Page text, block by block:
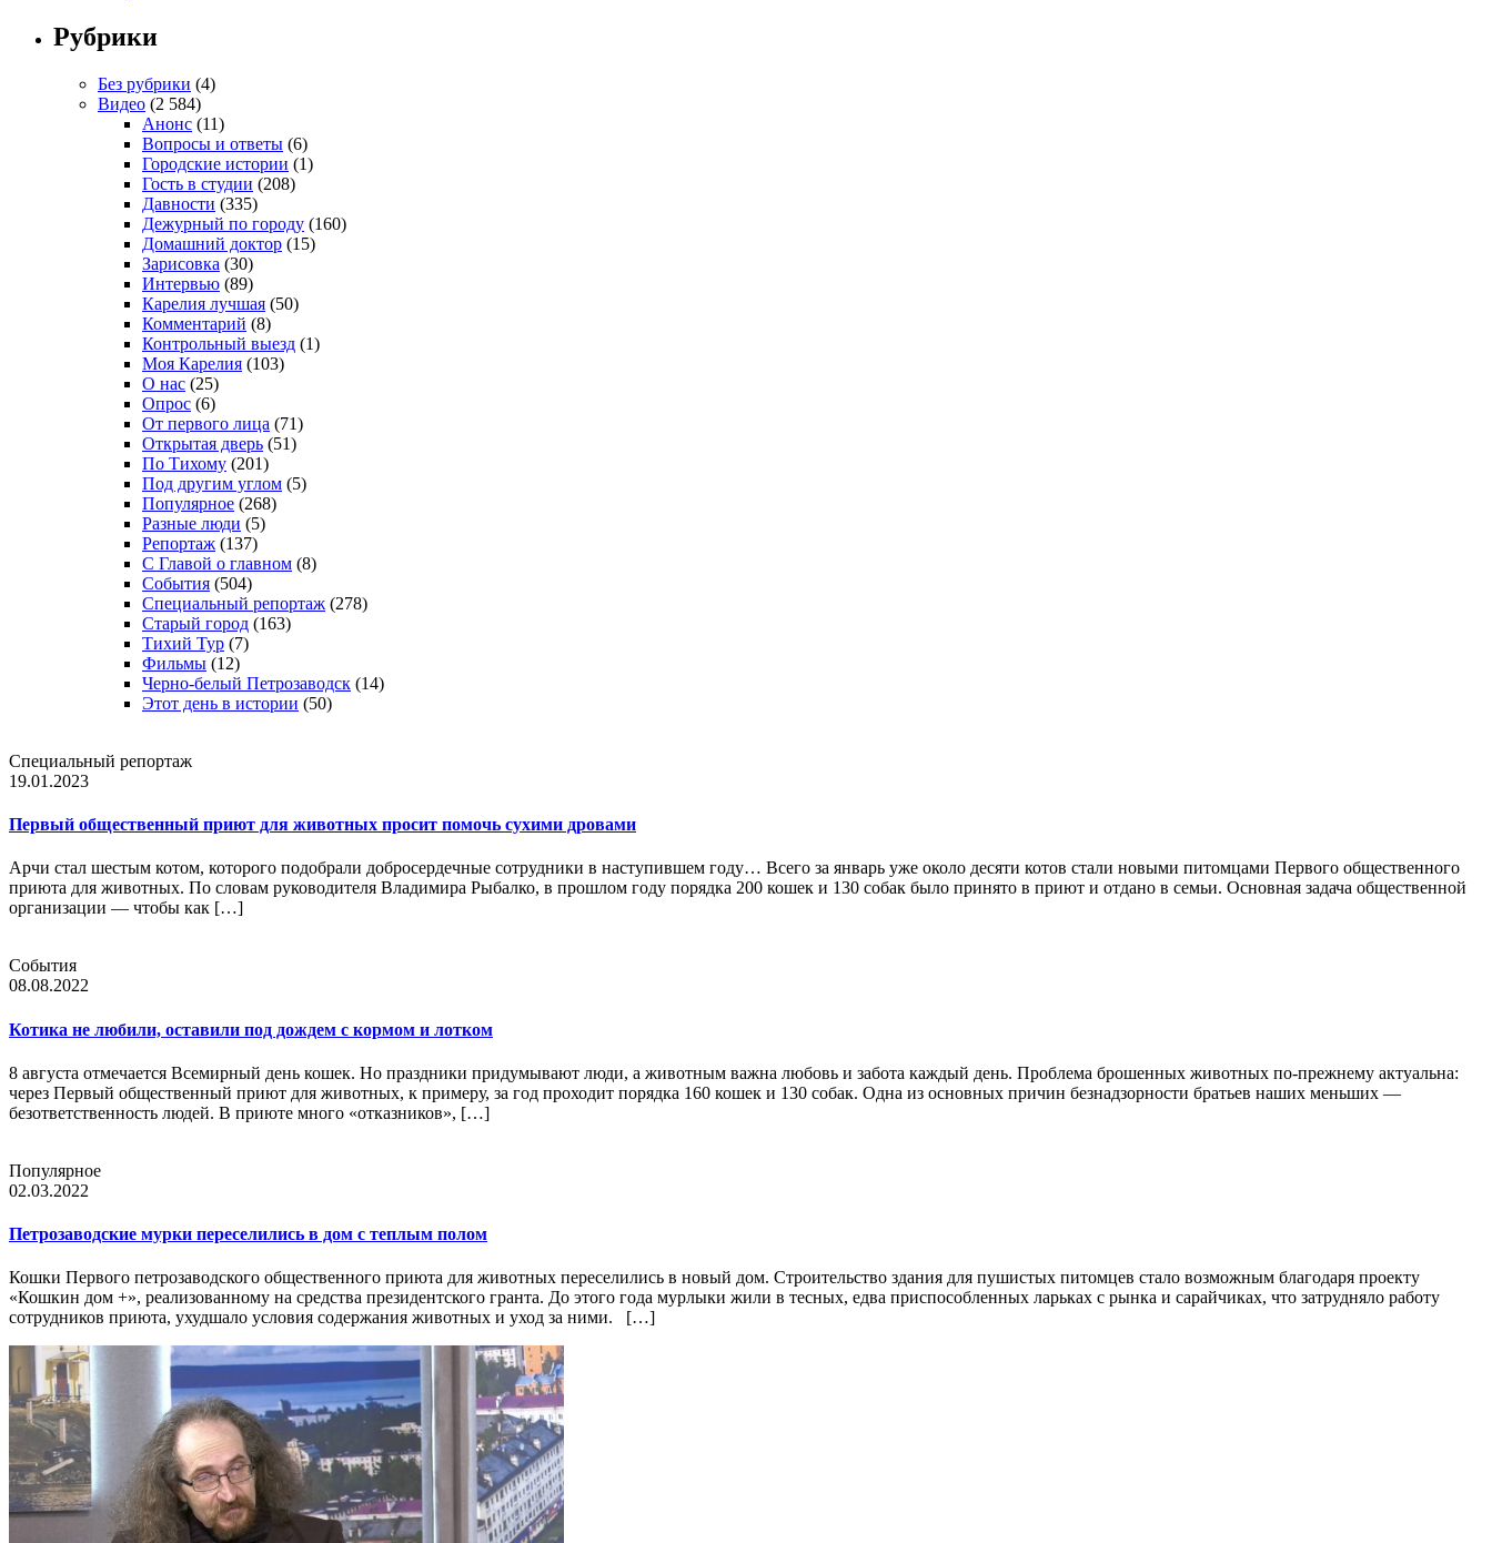
Рубрики
Без рубрики (4)
Видео (2 584)
Анонс (11)
Вопросы и ответы (6)
Городские истории (1)
Гость в студии (208)
Давности (335)
Дежурный по городу (160)
Домашний доктор (15)
Зарисовка (30)
Интервью (89)
Карелия лучшая (50)
Комментарий (8)
Контрольный выезд (1)
Моя Карелия (103)
О нас (25)
Опрос (6)
От первого лица (71)
Открытая дверь (51)
По Тихому (201)
Под другим углом (5)
Популярное (268)
Разные люди (5)
Репортаж (137)
С Главой о главном (8)
События (504)
Специальный репортаж (278)
Старый город (163)
Тихий Тур (7)
Фильмы (12)
Черно-белый Петрозаводск (14)
Этот день в истории (50)
Специальный репортаж
19.01.2023
Первый общественный приют для животных просит помочь сухими дровами
Арчи стал шестым котом, которого подобрали добросердечные сотрудники в наступившем году… Всего за январь уже около десяти котов стали новыми питомцами Первого общественного
приюта для животных. По словам руководителя Владимира Рыбалко, в прошлом году порядка 200 кошек и 130 собак было принято в приют и отдано в семьи. Основная задача общественной
организации — чтобы как […]
События
08.08.2022
Котика не любили, оставили под дождем с кормом и лотком
8 августа отмечается Всемирный день кошек. Но праздники придумывают люди, а животным важна любовь и забота каждый день. Проблема брошенных животных по-прежнему актуальна:
через Первый общественный приют для животных, к примеру, за год проходит порядка 160 кошек и 130 собак. Одна из основных причин безнадзорности братьев наших меньших —
безответственность людей. В приюте много «отказников», […]
Популярное
02.03.2022
Петрозаводские мурки переселились в дом с теплым полом
Кошки Первого петрозаводского общественного приюта для животных переселились в новый дом. Строительство здания для пушистых питомцев стало возможным благодаря проекту
«Кошкин дом +», реализованному на средства президентского гранта. До этого года мурлыки жили в тесных, едва приспособленных ларьках с рынка и сарайчиках, что затрудняло работу
сотрудников приюта, ухудшало условия содержания животных и уход за ними. […]